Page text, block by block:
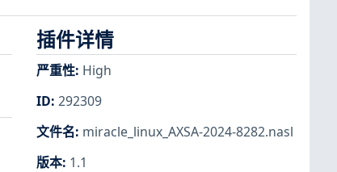
插件详情
严重性: High
ID: 292309
文件名: miracle_linux_AXSA-2024-8282.nasl
版本: 1.1